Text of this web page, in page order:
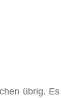
übrig.